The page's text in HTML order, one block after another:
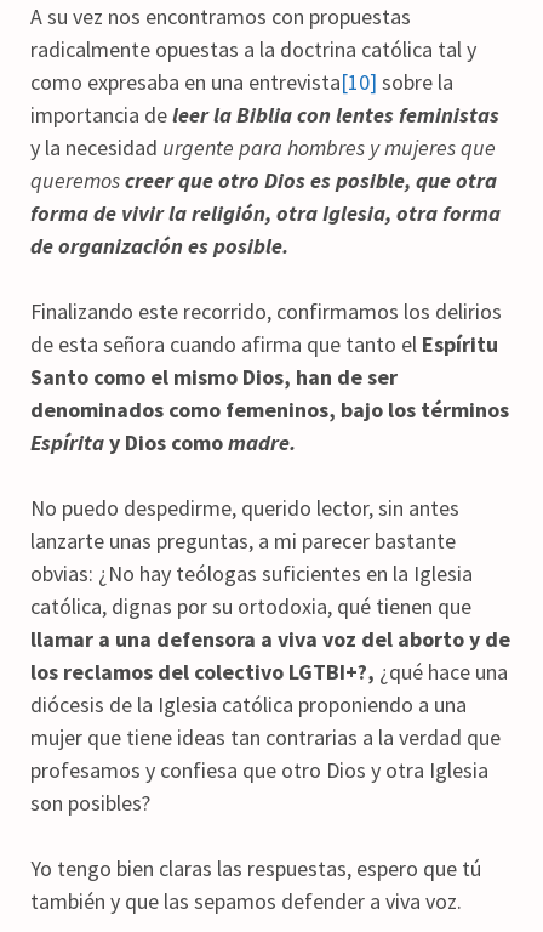
A su vez nos encontramos con propuestas
radicalmente opuestas a la doctrina católica tal y
como expresaba en una entrevista[10] sobre la
importancia deleer la Biblia con lentes feministas
y la necesidad urgente para hombres y mujeres que
queremoscreer que otro Dios es posible, que otra
forma de vivir la religión, otra Iglesia, otra forma
de organización es posible.
Finalizando este recorrido, confirmamos los delirios
de esta señora cuando afirma que tanto el Espíritu
Santo como el mismo Dios, han de ser
denominados como femeninos, bajo los términos
Espíritay Dios comomadre.
No puedo despedirme, querido lector, sin antes
lanzarte unas preguntas, a mi parecer bastante
obvias: ¿No hay teólogas suficientes en la Iglesia
católica, dignas por su ortodoxia, qué tienen que
llamar a una defensora a viva voz del aborto y de
los reclamos del colectivo LGTBI+?, ¿qué hace una
diócesis de la Iglesia católica proponiendo a una
mujer que tiene ideas tan contrarias a la verdad que
profesamos y confiesa que otro Dios y otra Iglesia
son posibles?
Yo tengo bien claras las respuestas, espero que tú
también y que las sepamos defender a viva voz.